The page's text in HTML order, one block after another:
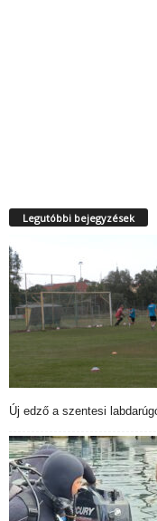
Legutóbbi bejegyzések
Új edző a szentesi